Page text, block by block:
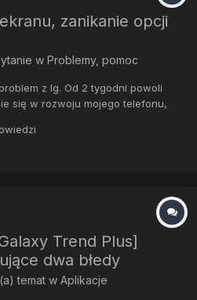
zanikanie opcji
w Problemy, pomoc
z lg. Od 2 tygodni powoli
się w rozwoju mojego telefonu,
zaczął migotać, oczywiście
dotyk jedynym rozwiązanie było...
Trend Plus]
dwa błedy
temat w Aplikacje